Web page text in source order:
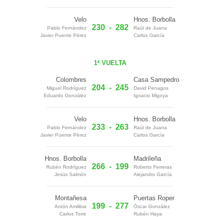
Velo
Pablo Fernández
Javier Puente Pérez
230 - 282
Hnos. Borbolla
Raúl de Juana
Carlos García
1ª VUELTA
Colombres
Miguel Rodríguez
Eduardo González
204 - 245
Casa Sampedro
David Penagos
Ignacio Migoya
Velo
Pablo Fernández
Javier Puente Pérez
233 - 263
Hnos. Borbolla
Raúl de Juana
Carlos García
Hnos. Borbolla
Rubén Rodríguez
Jesús Salmón
266 - 199
Madrileña
Roberto Ferreras
Alejandro García
Montañesa
Antón Amilibia
Carlos Torre
199 - 277
Puertas Roper
Óscar González
Rubén Haya